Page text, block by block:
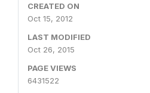
CREATED ON
Oct 15, 2012
LAST MODIFIED
Oct 26, 2015
PAGE VIEWS
6431522